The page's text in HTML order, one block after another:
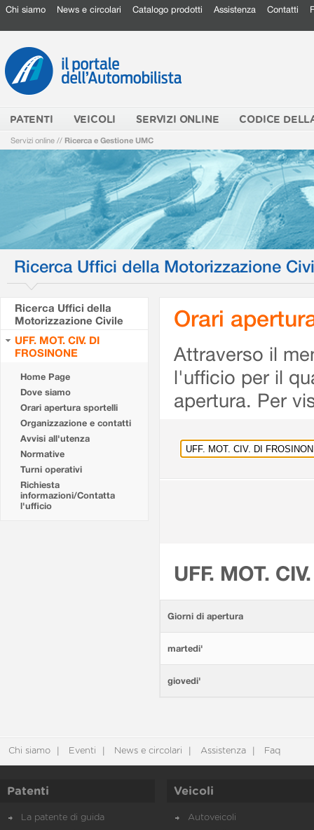
Chi siamo News e circolari Catalogo prodotti Assistenza Contatti
PATENTI VEICOLI SERVIZI ONLINE CODICE
Servizi online // Ricerca e Gestione UMC
Ricerca Uffici della Motorizzazione
Ricerca Uffici della
Motorizzazione Civile
UFF. MOT. CIV. DI
FROSINONE
Home Page
Dove siamo
Orari apertura sportelli
Organizzazione e contatti
Avvisi all'utenza
Normative
Turni operativi
Richiesta
informazioni/Contatta
l'ufficio
Orari
Attraverso il
l'ufficio per il
apertura. Per
UFF. MOT.
Giorni di apertura
martedi'
giovedi'
Chi siamo Eventi News e circolari Assistenza Faq
Patenti
La patente di guida
Veicoli
Autoveicoli